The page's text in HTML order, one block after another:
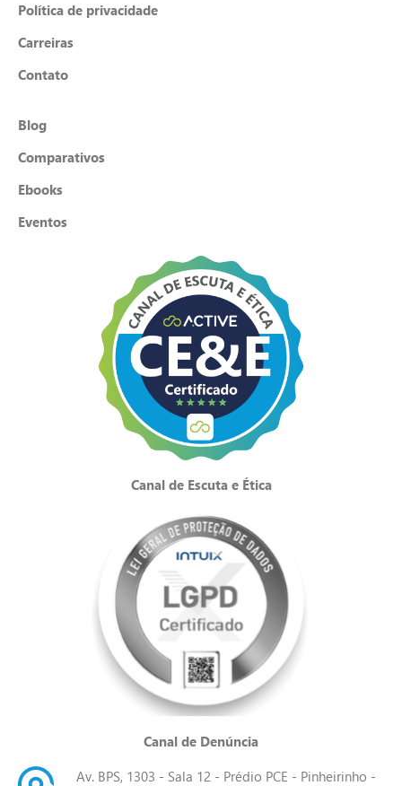
Política de privacidade
Carreiras
Contato
Blog
Comparativos
Ebooks
Eventos
Canal de Escuta e Ética
Canal de Denúncia
Av. BPS, 1303 - Sala 12 - Prédio PCE - Pinheirinho -